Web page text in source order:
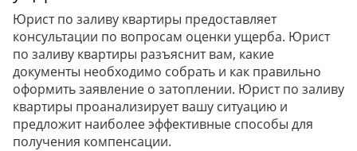
Юрист по заливу квартиры предоставляет
консультации по вопросам оценки ущерба. Юрист
по заливу квартиры разъяснит вам, какие
документы необходимо собрать и как правильно
оформить заявление о затоплении. Юрист по заливу
квартиры проанализирует вашу ситуацию и
предложит наиболее эффективные способы для
получения компенсации.